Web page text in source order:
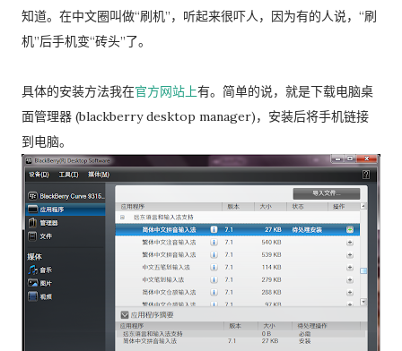
知道。在中文圈叫做“刷机”，听起来很吓人，因为有的人说，“刷
机”后手机变“砖头”了。
具体的安装方法我在官方网站上有。简单的说，就是下载电脑桌
面管理器 (blackberry desktop manager)，安装后将手机链接
到电脑。